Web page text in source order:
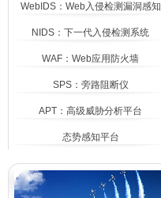
WebIDS：Web入侵检测漏洞感知
NIDS：下一代入侵检测系统
WAF：Web应用防火墙
SPS：旁路阻断仪
APT：高级威胁分析平台
态势感知平台